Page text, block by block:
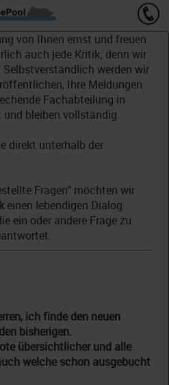
von Ihnen ernst und freuen
auch jede Kritik; denn wir
Selbstverständlich werden wir
Ihre Meldungen
Fachabteilung in
und bleiben vollständig
direkt unterhalb der
Fragen" möchten wir
einen lebendigen Dialog
ein oder andere Frage zu
ich finde den neuen
bisherigen.
übersichtlicher und alle
welche schon ausgebucht